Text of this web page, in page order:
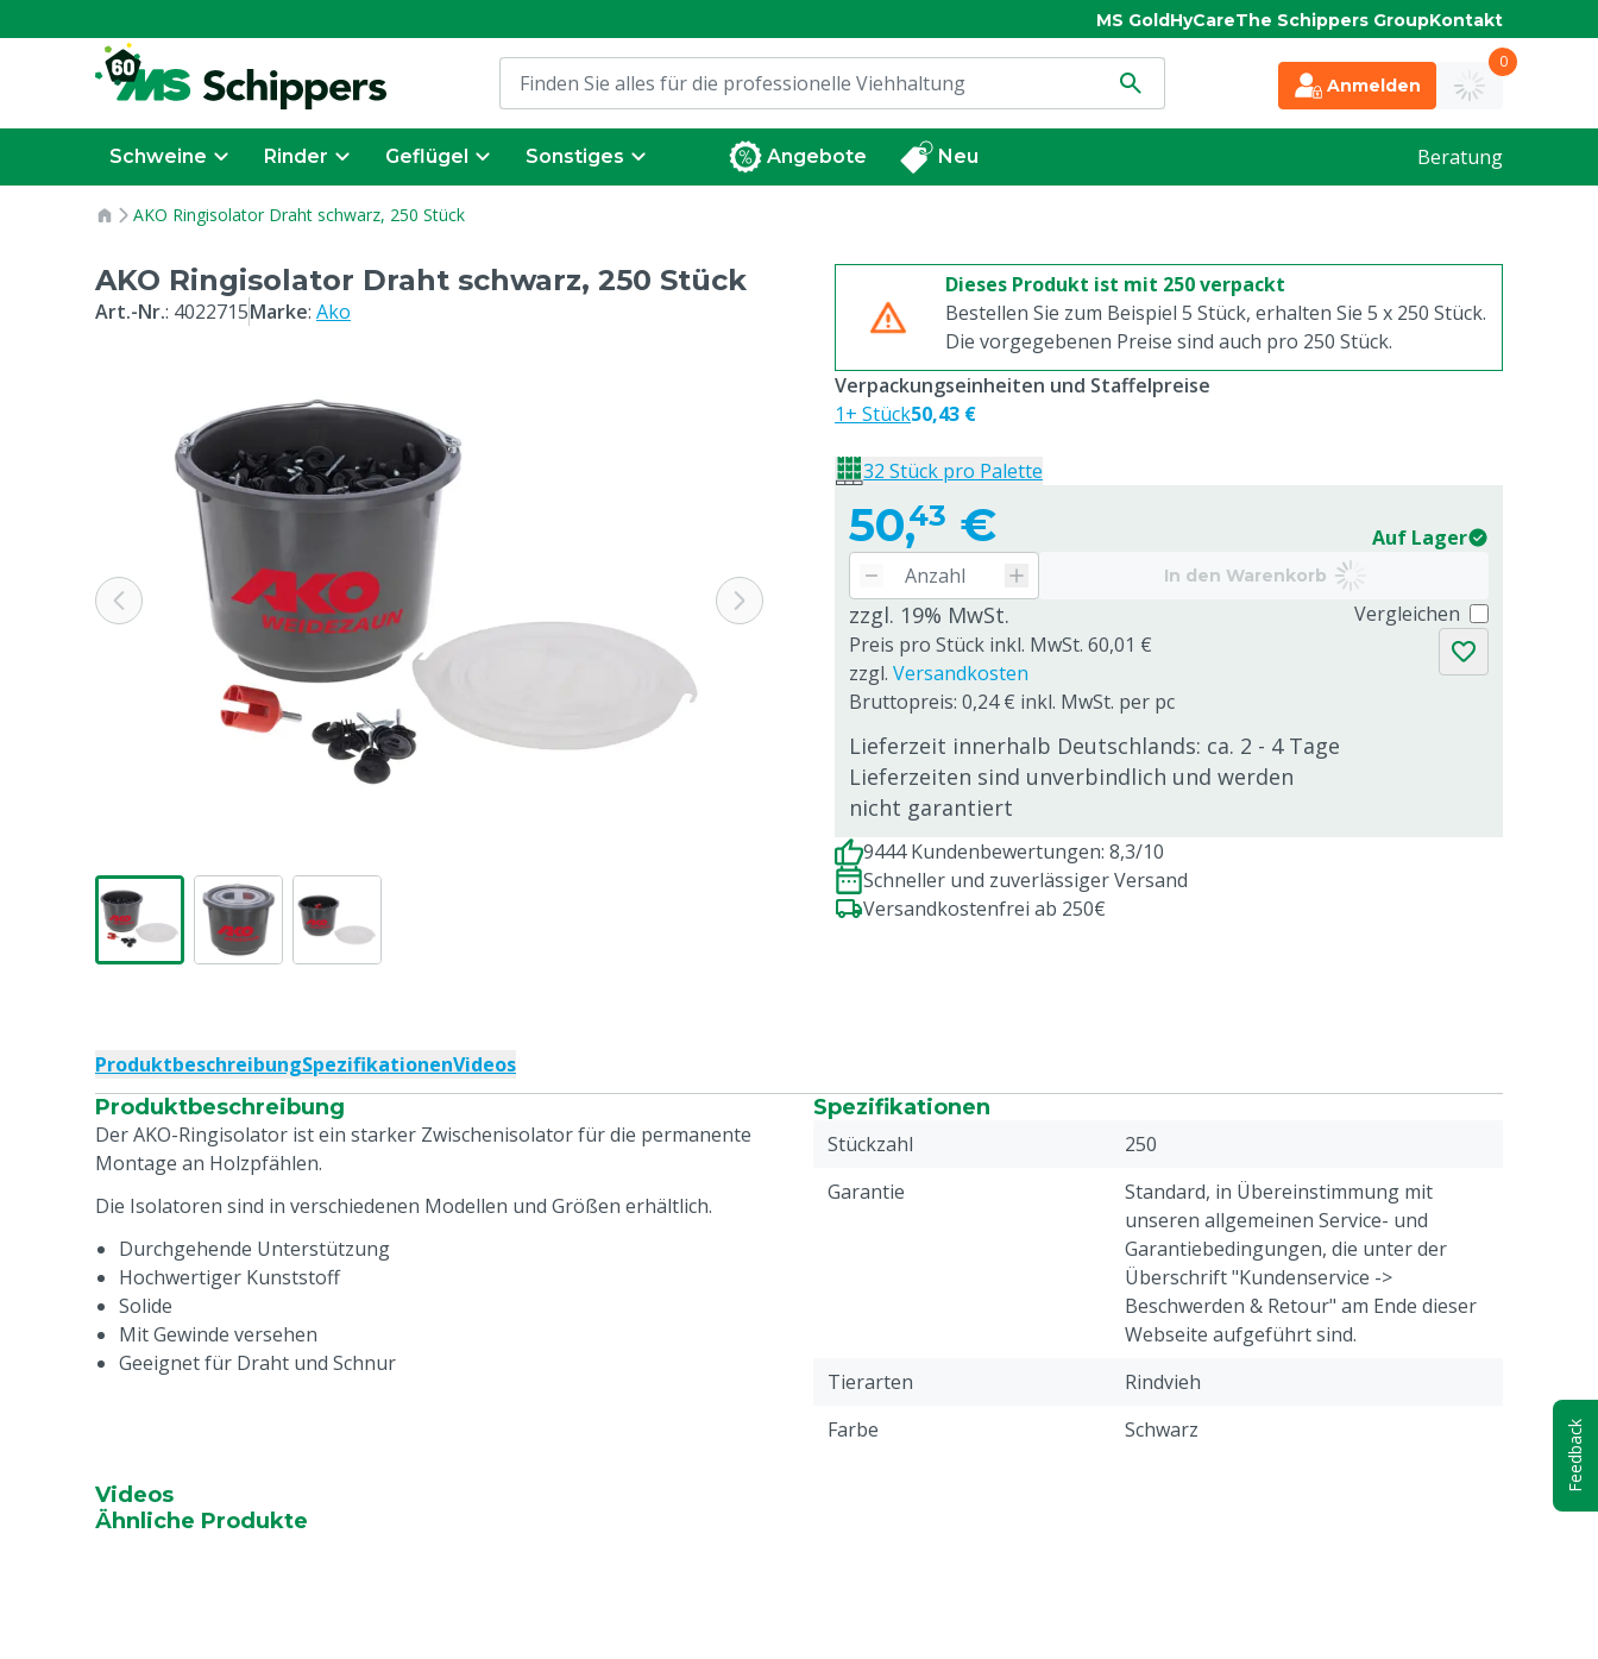
MS GoldHyCareThe Schippers GroupKontakt
Anmelden
0
Schweine Rinder Geflügel Sonstiges Angebote Neu Beratung
AKO Ringisolator Draht schwarz, 250 Stück
AKO Ringisolator Draht schwarz, 250 Stück
Art.-Nr.: 4022715Marke: Ako
Dieses Produkt ist mit 250 verpackt
Bestellen Sie zum Beispiel 5 Stück, erhalten Sie 5 x 250 Stück.
Die vorgegebenen Preise sind auch pro 250 Stück.
50,43 € Auf Lager
In den Warenkorb
zzgl. 19% MwSt.
Preis pro Stück inkl. MwSt. 60,01 €
zzgl. Versandkosten
Bruttopreis: 0,24 € inkl. MwSt. per pc
Lieferzeit innerhalb Deutschlands: ca. 2 - 4 Tage
Lieferzeiten sind unverbindlich und werden
nicht garantiert
Vergleichen
Verpackungseinheiten und Staffelpreise
1+ Stück50,43 €
32 Stück pro Palette
9444 Kundenbewertungen: 8,3/10
Schneller und zuverlässiger Versand
Versandkostenfrei ab 250€
ProduktbeschreibungSpezifikationenVideos
Produktbeschreibung
Der AKO-Ringisolator ist ein starker Zwischenisolator für die permanente
Montage an Holzpfählen.
Die Isolatoren sind in verschiedenen Modellen und Größen erhältlich.
Durchgehende Unterstützung
Hochwertiger Kunststoff
Solide
Mit Gewinde versehen
Geeignet für Draht und Schnur
Spezifikationen
Stückzahl
250
Garantie
Standard, in Übereinstimmung mit
unseren allgemeinen Service- und
Garantiebedingungen, die unter der
Überschrift "Kundenservice ->
Beschwerden & Retour" am Ende dieser
Webseite aufgeführt sind.
Tierarten
Rindvieh
Farbe
Schwarz
Videos
Ähnliche Produkte
Feedback